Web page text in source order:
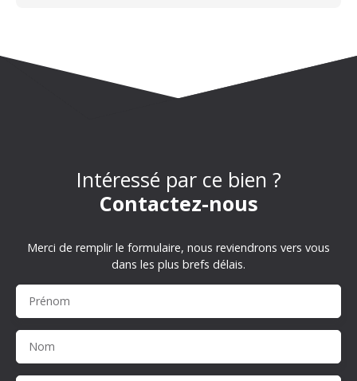
Intéressé par ce bien ?
Contactez-nous
Merci de remplir le formulaire, nous reviendrons vers vous
dans les plus brefs délais.
Prénom
Nom